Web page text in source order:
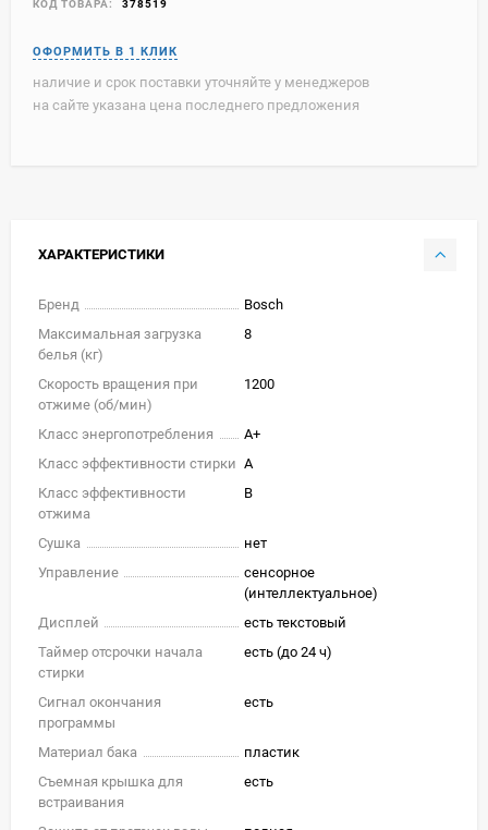
КОД ТОВАРА: 378519
наличие и срок поставки уточняйте у менеджеров
на сайте указана цена последнего предложения
ХАРАКТЕРИСТИКИ
Бренд
Bosch
Максимальная загрузка
белья (кг)
8
Скорость вращения при
отжиме (об/мин)
1200
Класс энергопотребления
A+
Класс эффективности стирки A
Класс эффективности
отжима
B
Сушка
нет
Управление
сенсорное
(интеллектуальное)
Дисплей
есть текстовый
Таймер отсрочки начала
стирки
есть (до 24 ч)
Сигнал окончания
программы
есть
Материал бака
пластик
Съемная крышка для
встраивания
есть